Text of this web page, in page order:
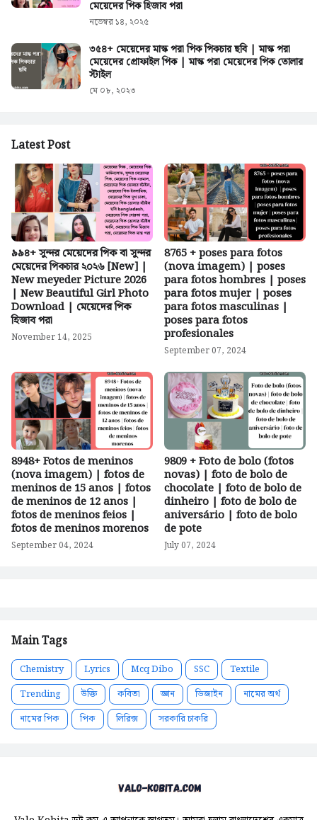
মেয়েদের পিক হিজাব পরা
নভেম্বর ১৪, ২০২৫
৩৫৪+ মেয়েদের মাস্ক পরা পিক পিকচার ছবি | মাস্ক পরা
মেয়েদের প্রোফাইল পিক | মাস্ক পরা মেয়েদের পিক তোলার
স্টাইল
মে ০৮, ২০২৩
Latest Post
৯৯৪+ সুন্দর মেয়েদের পিক বা সুন্দর
মেয়েদের পিকচার ২০২৬ [New] |
New meyeder Picture 2026
| New Beautiful Girl Photo
Download | মেয়েদের পিক
হিজাব পরা
November 14, 2025
8765 + poses para fotos
(nova imagem) | poses
para fotos hombres | poses
para fotos mujer | poses
para fotos masculinas |
poses para fotos
profesionales
September 07, 2024
8948+ Fotos de meninos
(nova imagem) | fotos de
meninos de 15 anos | fotos
de meninos de 12 anos |
fotos de meninos feios |
fotos de meninos morenos
September 04, 2024
9809 + Foto de bolo (fotos
novas) | foto de bolo de
chocolate | foto de bolo de
dinheiro | foto de bolo de
aniversário | foto de bolo
de pote
July 07, 2024
Main Tags
Chemistry Lyrics Mcq Dibo SSC
Textile
Trending
উক্তি কবিতা জ্ঞান ডিজাইন
নামের অর্থ
নামের পিক
পিক লিরিক্স সরকারি চাকরি